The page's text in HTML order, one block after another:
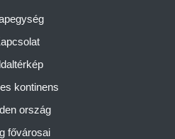
kontinens
ország
fővárosai